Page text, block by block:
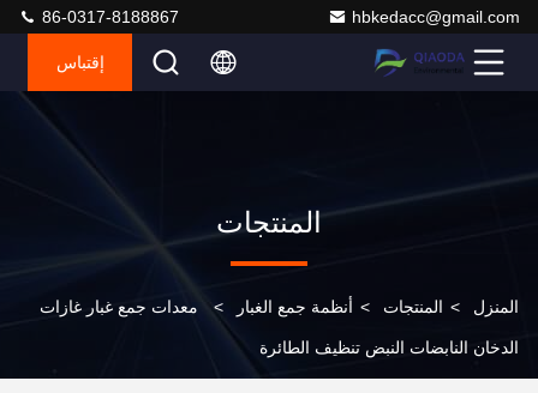
hbkedacc@gmail.com
86-0317-8188867
إقتباس
المنتجات
المنزل > المنتجات > أنظمة جمع الغبار > معدات جمع غبار غازات
الدخان النابضات النبض تنظيف الطائرة